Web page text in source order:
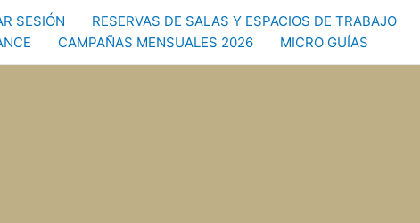
SESIÓN RESERVAS DE SALAS Y ESPACIOS DE TRABAJO
CAMPAÑAS MENSUALES 2026 MICRO GUÍAS